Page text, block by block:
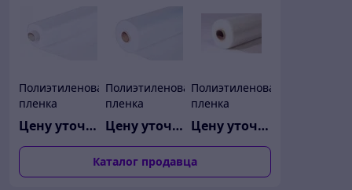
Полиэтиленовая
пленка
"Стандарт"
3/100
Цену уточняйте
Полиэтиленовая
пленка
"Стандарт"
4/150
ширина-2
метра рукав (в
развороте 4м)
Цену уточняйте
Полиэтиленовая
пленка
"Стандарт"
6/150
ширина-3
метра рукав (в
развороте 6м)
Цену уточняйте
Каталог продавца